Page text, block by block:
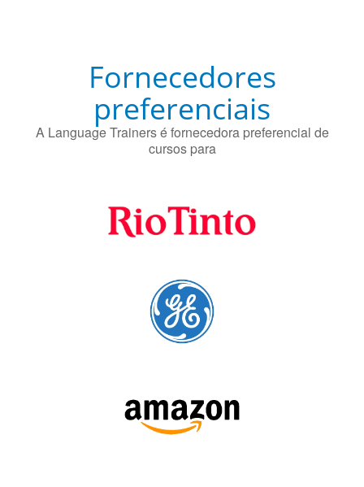
Fornecedores
preferenciais
A Language Trainers é fornecedora preferencial de
cursos para